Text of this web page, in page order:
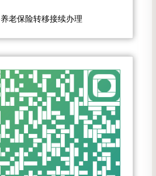
老保险转移接续办理